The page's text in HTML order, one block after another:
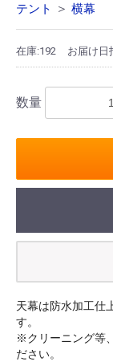
テント
＞ 横幕
在庫:192 お届け日
数量
お買
天幕は防水加工仕
す。
※クリーニング等
ださい。